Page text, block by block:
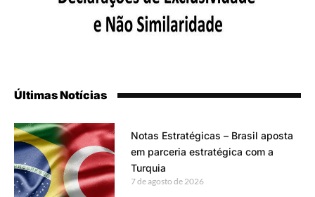
Últimas Notícias
Notas Estratégicas – Brasil aposta
em parceria estratégica com a
Turquia
7 de agosto de 2026